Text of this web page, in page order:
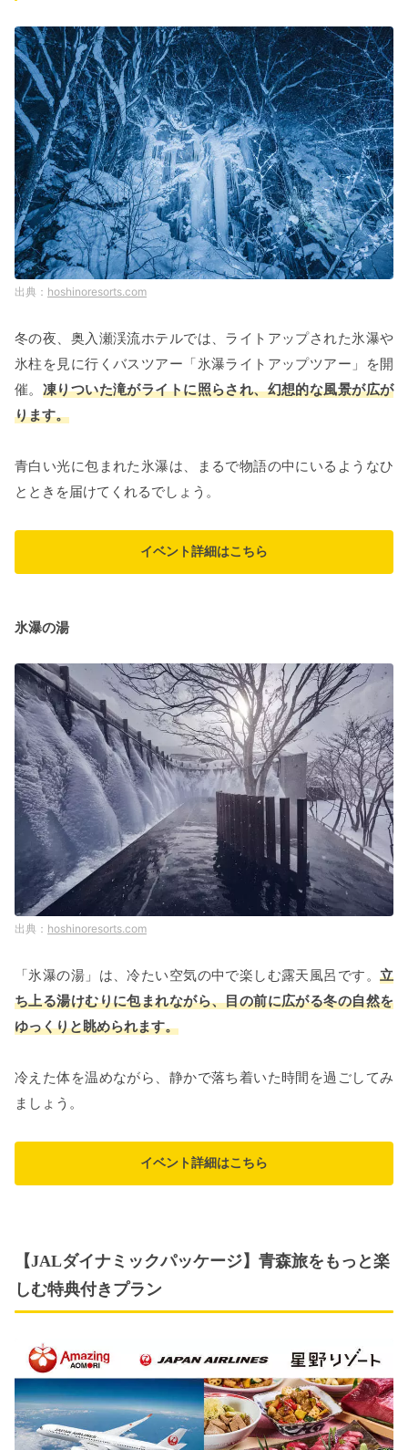
hoshinoresorts.com
冬の夜、奥入瀬渓流ホテルでは、ライトアップされた氷瀑や
氷柱を見に行くバスツアー「氷瀑ライトアップツアー」を開
催。 凍りついた滝がライトに照らされ、幻想的な風景が広が
ります。
青白い光に包まれた氷瀑は、まるで物語の中にいるようなひ
とときを届けてくれるでしょう。
イベント詳細はこちら
氷瀑の湯
hoshinoresorts.com
「氷瀑の湯」は、冷たい空気の中で楽しむ露天風呂です。 立
ち上る湯けむりに包まれながら、目の前に広がる冬の自然を
ゆっくりと眺められます。
冷えた体を温めながら、静かで落ち着いた時間を過ごしてみ
ましょう。
イベント詳細はこちら
【JALダイナミックパッケージ】青森旅をもっと楽
しむ特典付きプラン